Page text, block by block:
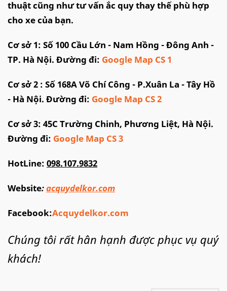
thuật cũng như tư vấn ắc quy thay thế phù hợp
cho xe của bạn.
Cơ sở 1: Số 100 Cầu Lớn - Nam Hồng - Đông Anh -
TP. Hà Nội. Đường đi: Google Map CS 1
Cơ sở 2 : Số 168A Võ Chí Công - P.Xuân La - Tây Hồ
- Hà Nội. Đường đi: Google Map CS 2
Cơ sở 3: 45C Trường Chinh, Phương Liệt, Hà Nội.
Đường đi: Google Map CS 3
HotLine: 098.107.9832
Website:acquydelkor.com
Facebook:Acquydelkor.com
Chúng tôi rất hân hạnh được phục vụ quý
khách!